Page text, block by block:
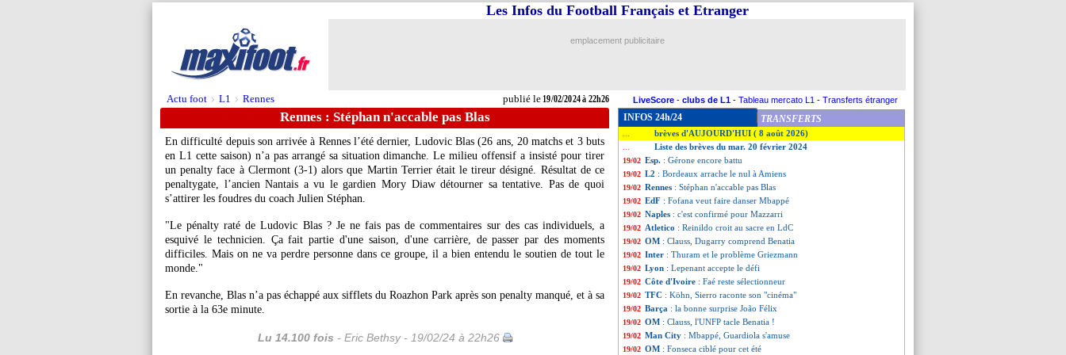
Actu foot > L1 > Rennes publié le19/02/2024 à 22h26
Les Infos du Football Français et Etranger
emplacement publicitaire
LiveScore - clubs de L1 - Tableau mercato L1 - Transferts étranger
Rennes : Stéphan n'accable pas Blas
En difficulté depuis son arrivée à Rennes l’été dernier, Ludovic Blas(26 ans, 20 matchs et 3 buts
en L1 cette saison) n’a pas arrangé sa situation dimanche. Le milieu offensif a insisté pour tirer
un penalty face à Clermont (3-1) alors que Martin Terrier était le tireur désigné. Résultat de ce
penaltygate, l’ancien Nantais a vu le gardien Mory Diaw détourner sa tentative. Pas de quoi
s’attirer les foudres du coach Julien Stéphan.
"Le pénalty raté de Ludovic Blas ? Je ne fais pas de commentaires sur des cas individuels, a
esquivé le technicien. Ça fait partie d'une saison, d'une carrière, de passer par des moments
difficiles. Mais on ne va perdre personne dans ce groupe, il a bien entendu le soutien de tout le
monde."
En revanche, Blas n’a pas échappé aux sifflets du Roazhon Park après son penalty manqué, et à sa
sortie à la 63e minute.
Lu 14.100 fois - Eric Bethsy - 19/02/24 à 22h26
INFOS 24h/24 TRANSFERTS
brèves d'AUJOURD'HUI ( 8 août 2026)
Liste des brèves du mar. 20 février 2024
19/02 Esp. : Gérone encore battu
19/02 L2 : Bordeaux arrache le nul à Amiens
19/02 Rennes : Stéphan n'accable pas Blas
19/02 EdF : Fofana veut faire danser Mbappé
19/02 Naples : c'est confirmé pour Mazzarri
19/02 Atletico : Reinildo croit au sacre en LdC
19/02 OM : Clauss, Dugarry comprend Benatia
19/02 Inter : Thuram et le problème Griezmann
19/02 Lyon : Lepenant accepte le défi
19/02 Côte d'Ivoire : Faé reste sélectionneur
19/02 TFC : Köhn, Sierro raconte son "cinéma"
19/02 Barça : la bonne surprise João Félix
19/02 OM : Clauss, l'UNFP tacle Benatia !
19/02 Man City : Mbappé, Guardiola s'amuse
19/02 OM : Fonseca ciblé pour cet été